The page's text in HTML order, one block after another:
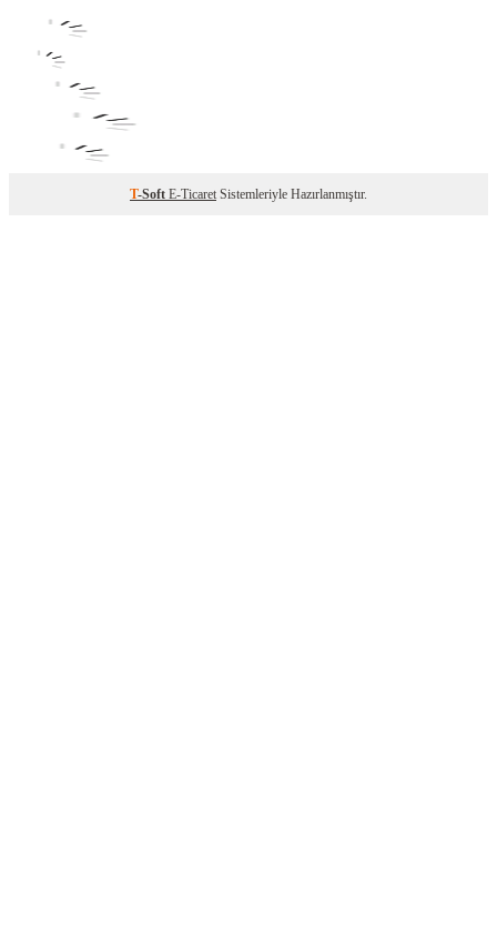
T-Soft E-Ticaret Sistemleriyle Hazırlanmıştır.